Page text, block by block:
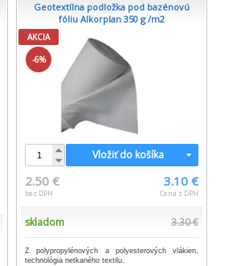
Geotextílna podložka pod bazénovú
fóliu Alkorplan 350 g /m2
AKCIA
-6%
Vložiť do košíka
2.50 €
bez DPH
3.10 €
Cena s DPH
skladom 3.30 €
Z polypropylénových a polyesterových vlákien,
technológia netkaného textilu.